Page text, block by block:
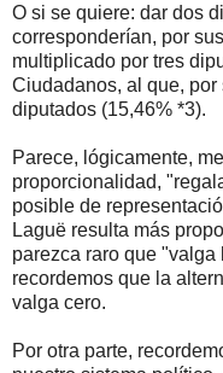
O si se quiere: dar dos
corresponderían, por
multiplicado por tres
Ciudadanos, al que,
diputados (15,46% *3).
Parece, lógicamente,
proporcionalidad,
posible de
Laguë resulta más
parezca raro que
recordemos que la
valga cero.
Por otra parte,